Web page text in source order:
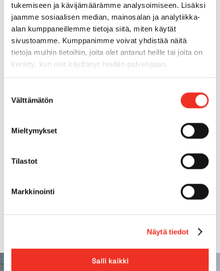
tukemiseen ja kävijämäärämme analysoimiseen. Lisäksi
jaamme sosiaalisen median, mainosalan ja analytiikka-
alan kumppaneillemme tietoja siitä, miten käytät
sivustoamme. Kumppanimme voivat yhdistää näitä
tietoja muihin tietoihin, joita olet antanut heille tai joita on
kerätty, kun olet käyttänyt heidän palvelujaan.
valinta
Välttämätön
Mieltymykset
Tilastot
Markkinointi
Näytä tiedot
Salli kaikki
Power source (secondary) AC
Outdoors use Yes
Indoor tyres Yes